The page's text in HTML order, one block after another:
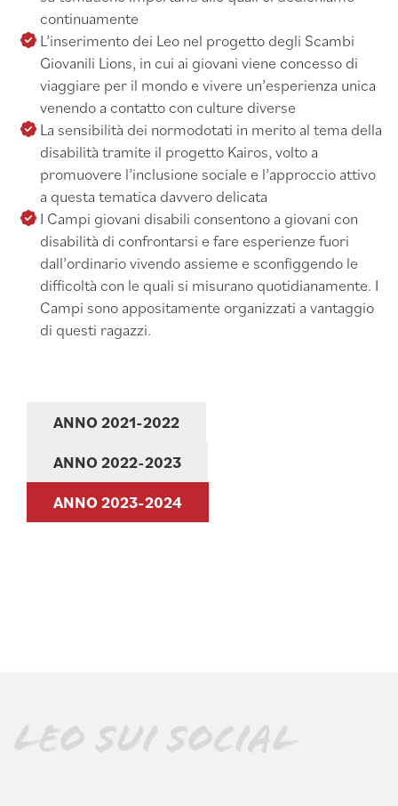
continuamente
L’inserimento dei Leo nel progetto degli Scambi
Giovanili Lions, in cui ai giovani viene concesso di
viaggiare per il mondo e vivere un’esperienza unica
venendo a contatto con culture diverse
La sensibilità dei normodotati in merito al tema della
disabilità tramite il progetto Kairos, volto a
promuovere l’inclusione sociale e l’approccio attivo
a questa tematica davvero delicata
I Campi giovani disabili consentono a giovani con
disabilità di confrontarsi e fare esperienze fuori
dall’ordinario vivendo assieme e sconfiggendo le
difficoltà con le quali si misurano quotidianamente. I
Campi sono appositamente organizzati a vantaggio
di questi ragazzi.
ANNO 2021-2022
ANNO 2022-2023
ANNO 2023-2024
LEO SUI SOCIAL